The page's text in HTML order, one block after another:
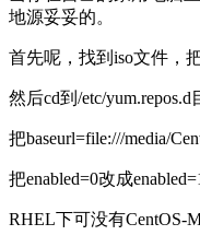
地源妥妥的。
首先呢，找到iso文件，
然后cd到/etc/
把baseurl=file:///media/
把enabled=0改成
RHEL下可没有CentOS-